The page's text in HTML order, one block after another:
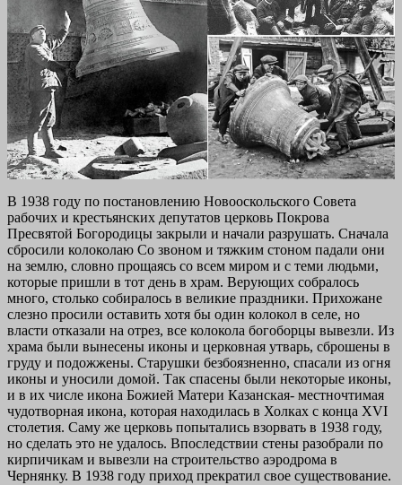
В 1938 году по постановлению Новооскольского Совета
рабочих и крестьянских депутатов церковь Покрова
Пресвятой Богородицы закрыли и начали разрушать. Сначала
сбросили колоколаю Со звоном и тяжким стоном падали они
на землю, словно прощаясь со всем миром и с теми людьми,
которые пришли в тот день в храм. Верующих собралось
много, столько собиралось в великие праздники. Прихожане
слезно просили оставить хотя бы один колокол в селе, но
власти отказали на отрез, все колокола богоборцы вывезли. Из
храма были вынесены иконы и церковная утварь, сброшены в
груду и подожжены. Старушки безбоязненно, спасали из огня
иконы и уносили домой. Так спасены были некоторые иконы,
и в их числе икона Божией Матери Казанская- местночтимая
чудотворная икона, которая находилась в Холках с конца XVI
столетия. Саму же церковь попытались взорвать в 1938 году,
но сделать это не удалось. Впоследствии стены разобрали по
кирпичикам и вывезли на строительство аэродрома в
Чернянку. В 1938 году приход прекратил свое существование.